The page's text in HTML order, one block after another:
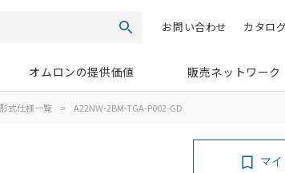
検索 カタロ
お問い合わせ
オムロンの提供価値 販売ネットワーク
形式仕様一覧 > A22NW-2BM-TGA-P002-GD
マ